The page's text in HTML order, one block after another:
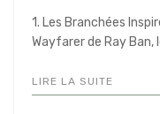
1. Les Branchées
Wayfarer de Ray Ban,
LIRE LA SUITE